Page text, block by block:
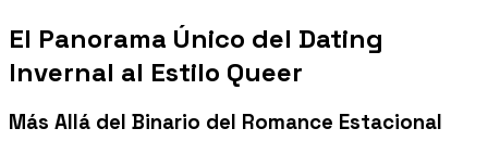
El Panorama Único del Dating
Invernal al Estilo Queer
Más Allá del Binario del Romance Estacional